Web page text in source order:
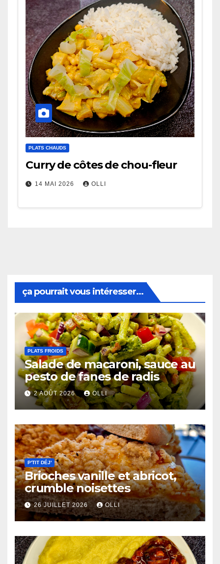
PLATS CHAUDS
Curry de côtes de chou-fleur
14 MAI 2026 OLLI
ça pourrait vous intéresser...
PLATS FROIDS
Salade de macaroni, sauce au
pesto de fanes de radis
2 AOÛT 2026 OLLI
P'TIT DÉJ'
Brioches vanille et abricot,
crumble noisettes
26 JUILLET 2026 OLLI